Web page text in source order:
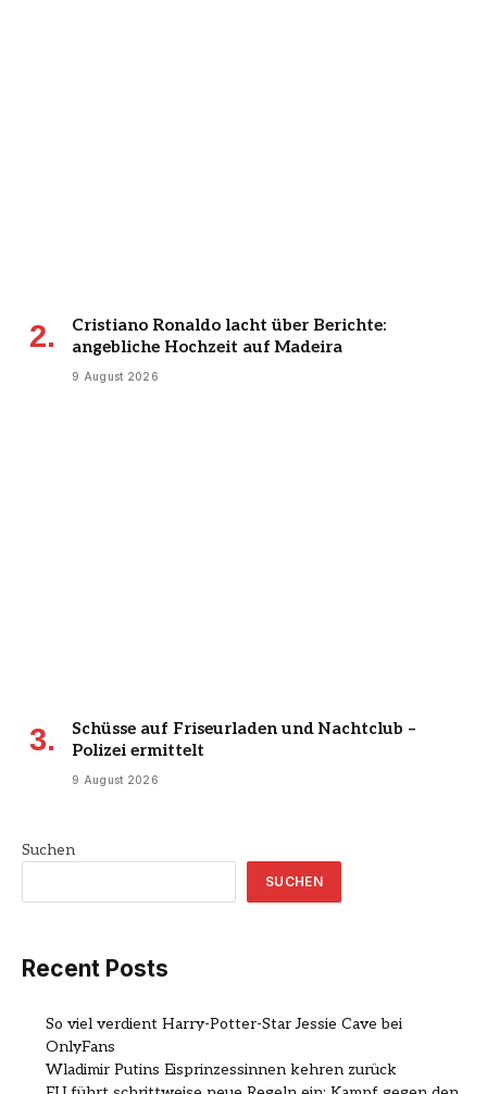
Cristiano Ronaldo lacht über Berichte:
angebliche Hochzeit auf Madeira
9 August 2026
Schüsse auf Friseurladen und Nachtclub –
Polizei ermittelt
9 August 2026
Suchen
SUCHEN
Recent Posts
So viel verdient Harry-Potter-Star Jessie Cave bei
OnlyFans
Wladimir Putins Eisprinzessinnen kehren zurück